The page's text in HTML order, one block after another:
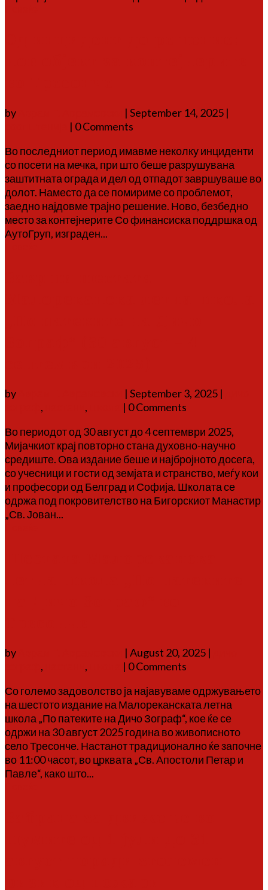
by | September 14, 2025 |
| 0 Comments
Во последниот период имавме неколку инциденти
со посети на мечка, при што беше разрушувана
заштитната ограда и дел од отпадот завршуваше во
долот. Наместо да се помириме со проблемот,
заедно најдовме трајно решение. Ново, безбедно
место за контејнерите Со финансиска поддршка од
АутоГруп, изграден...
by | September 3, 2025 |
, ,
| 0 Comments
Во периодот од 30 август до 4 септември 2025,
Мијачкиот крај повторно стана духовно-научно
средиште. Ова издание беше и најбројното досега,
со учесници и гости од земјата и странство, меѓу кои
и професори од Белград и Софија. Школата се
одржа под покровителство на Бигорскиот Манастир
„Св. Јован...
by | August 20, 2025 |
, ,
| 0 Comments
Со големо задоволство ја најавуваме одржувањето
на шестото издание на Малореканската летна
школа „По патеките на Дичо Зограф“, кое ќе се
одржи на 30 август 2025 година во живописното
село Тресонче. Настанот традиционално ќе започне
во 11:00 часот, во црквата „Св. Апостоли Петар и
Павле“, како што...